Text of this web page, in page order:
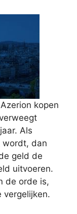
kopen
Als
wordt, dan
geld de
uitvoeren.
de orde is,
vergelijken.